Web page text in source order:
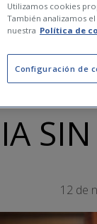
12 de
Utilizamos cookies
También analizamos
nuestra Política de
Configuración de